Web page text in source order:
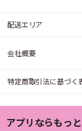
配送エリア
会社概要
特定商取引法に基づく
アプリならもっ